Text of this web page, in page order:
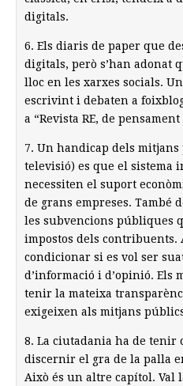
digitals.
6. Els diaris de paper que
digitals, però s’han adonat
lloc en les xarxes socials.
escrivint i debaten a
a “Revista RE, de
7. Un handicap dels
televisió) es que el sistema
necessiten el suport
de grans empreses. També
les subvencions públiques
impostos dels contribuents.
condicionar si es vol ser
d’informació i d’opinió. Els
tenir la mateixa
exigeixen als mitjans
8. La ciutadania ha de
discernir el gra de la palla
Això és un altre capítol. Val